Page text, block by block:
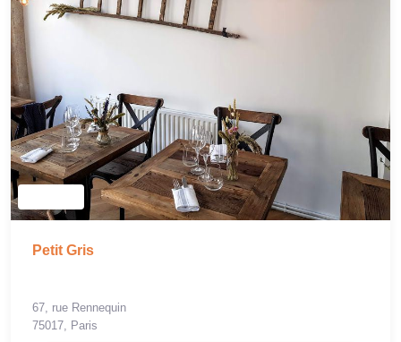
Petit Gris
67, rue Rennequin
75017, Paris